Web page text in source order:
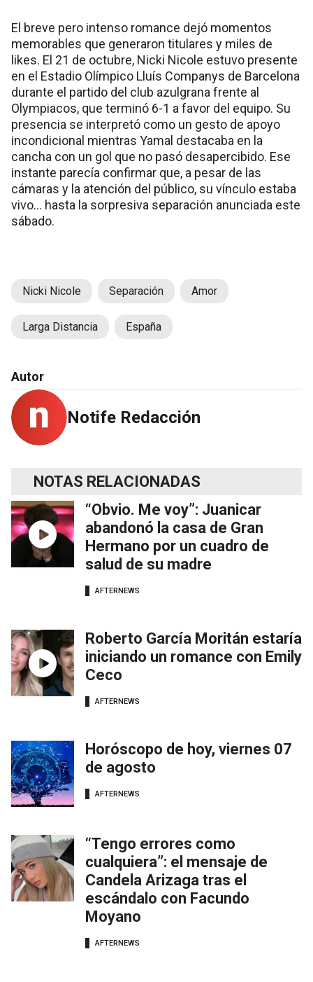
El breve pero intenso romance dejó momentos
memorables que generaron titulares y miles de
likes. El 21 de octubre, Nicki Nicole estuvo presente
en el Estadio Olímpico Lluís Companys de Barcelona
durante el partido del club azulgrana frente al
Olympiacos, que terminó 6-1 a favor del equipo. Su
presencia se interpretó como un gesto de apoyo
incondicional mientras Yamal destacaba en la
cancha con un gol que no pasó desapercibido. Ese
instante parecía confirmar que, a pesar de las
cámaras y la atención del público, su vínculo estaba
vivo… hasta la sorpresiva separación anunciada este
sábado.
Nicki Nicole Separación Amor
Larga Distancia España
Autor
Notife Redacción
NOTAS RELACIONADAS
“Obvio. Me voy”: Juanicar
abandonó la casa de Gran
Hermano por un cuadro de
salud de su madre
AFTERNEWS
Roberto García Moritán estaría
iniciando un romance con Emily
Ceco
AFTERNEWS
Horóscopo de hoy, viernes 07
de agosto
AFTERNEWS
“Tengo errores como
cualquiera”: el mensaje de
Candela Arizaga tras el
escándalo con Facundo
Moyano
AFTERNEWS